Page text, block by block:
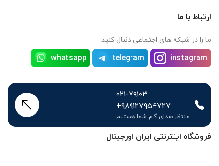
فروشگاه اینترنتی ایران اورجینال
ارتباط با ما
ما را در شبکه های اجتماعی دنبال کنید
instagram
telegram
whatsapp
۰۲۱-۷۹۱۰۳
+۹۸۹۱۲۷۹۵۴۷۲۷
منتظر صدای گرم شما هستیم